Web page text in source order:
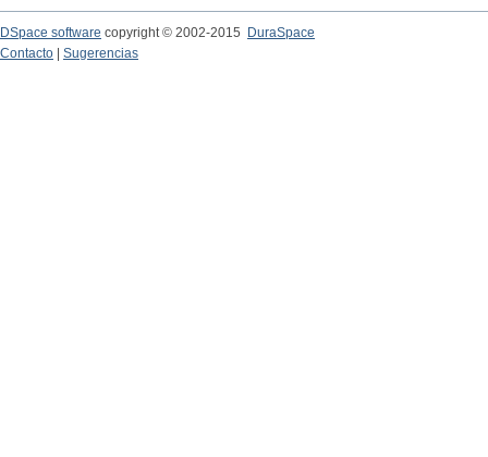
DSpace software copyright © 2002-2015
DuraSpace
Contacto
Sugerencias